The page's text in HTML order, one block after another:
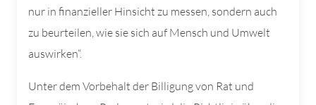
nur in finanzieller Hinsicht zu messen, sondern auch
zu beurteilen, wie sie sich auf Mensch und Umwelt
auswirken“.
Unter dem Vorbehalt der Billigung von Rat und